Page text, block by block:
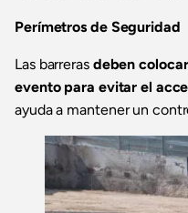
Perímetros de Seguridad
Las barreras deben
evento para evitar el
ayuda a mantener un